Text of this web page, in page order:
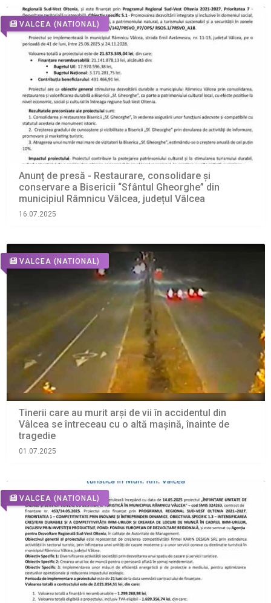
VALCEA (NATIONAL)
Anunț de presă - Restaurare, consolidare și
conservare a Bisericii “Sfântul Gheorghe” din
municipiul Râmnicu Vâlcea, județul Vâlcea
16.07.2025
VALCEA (NATIONAL)
Tinerii care au murit arși de vii în accidentul din
Vâlcea se întreceau cu o altă mașină, înainte de
tragedie
01.07.2025
VALCEA (NATIONAL)